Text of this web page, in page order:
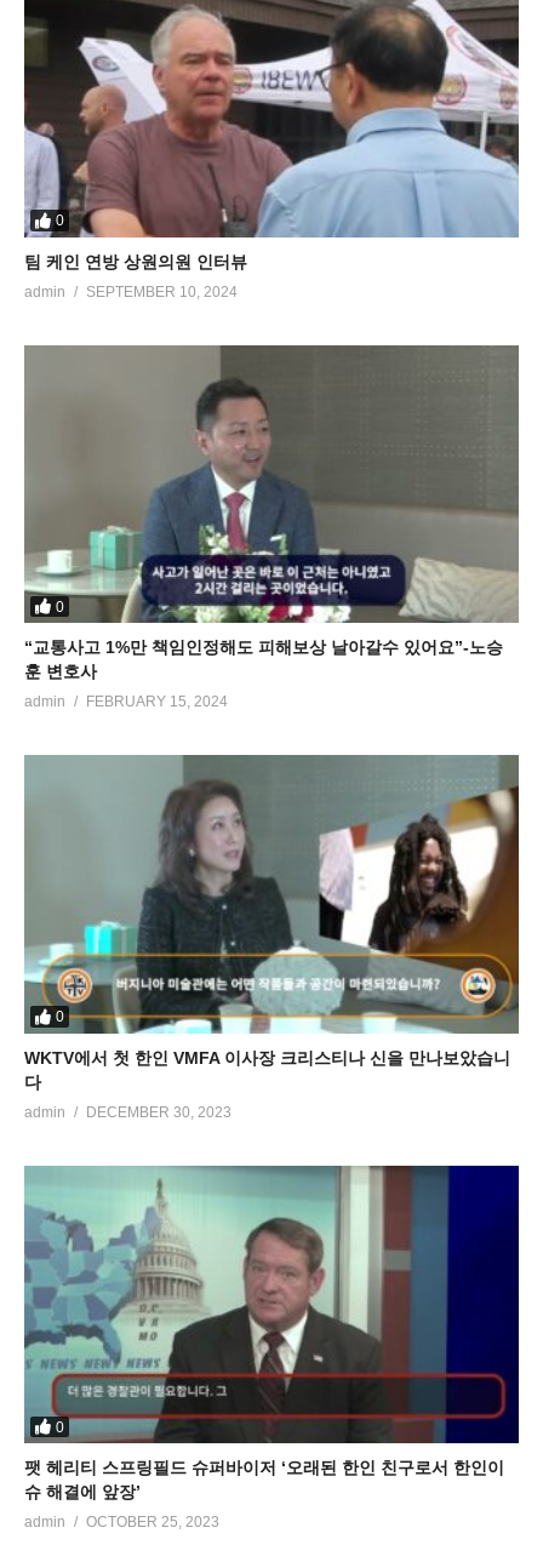
0
팀 케인 연방 상원의원 인터뷰
admin SEPTEMBER 10, 2024
0
“교통사고 1%만 책임인정해도 피해보상 날아갈수 있어요”-노승
훈 변호사
admin FEBRUARY 15, 2024
0
WKTV에서 첫 한인 VMFA 이사장 크리스티나 신을 만나보았습니
다
admin DECEMBER 30, 2023
0
팻 헤리티 스프링필드 슈퍼바이저 ‘오래된 한인 친구로서 한인이
슈 해결에 앞장’
admin OCTOBER 25, 2023